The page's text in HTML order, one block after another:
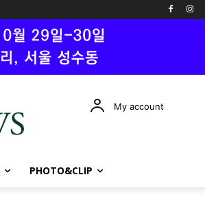
My account
PHOTO&CLIP